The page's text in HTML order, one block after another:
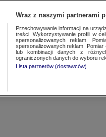
Wraz z naszymi partnerami
Przechowywanie informacji na
treści. Wykorzystywanie profili w
spersonalizowanych reklam.
spersonalizowanych reklam.
lub kombinacji danych z
ograniczonych danych do wyboru
Lista partnerów (dostawców)